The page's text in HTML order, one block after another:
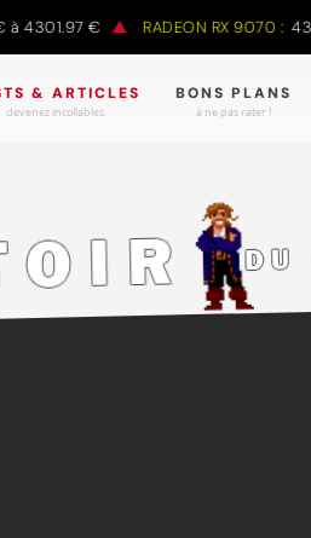
€ RADEON RX 9070 : 43 refs
& ARTICLES
devenez incollables.
BONS PLANS
à ne pas rater !